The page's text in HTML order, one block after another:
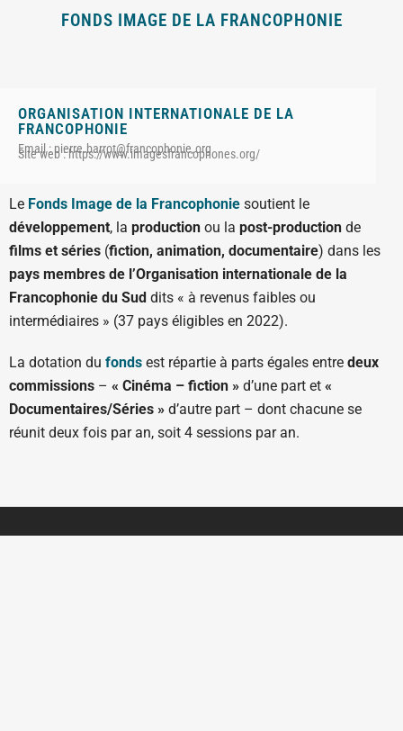
FONDS IMAGE DE LA FRANCOPHONIE
ORGANISATION INTERNATIONALE DE LA
FRANCOPHONIE
Email : pierre.barrot@francophonie.org
Site web : https://www.imagesfrancophones.org/
Le Fonds Image de la Francophonie soutient le
développement, la production ou la post-production de
films et séries (fiction, animation, documentaire) dans les
pays membres de l’Organisation internationale de la
Francophonie du Sud dits « à revenus faibles ou
intermédiaires » (37 pays éligibles en 2022).
La dotation du fonds est répartie à parts égales entre deux
commissions – « Cinéma – fiction » d’une part et «
Documentaires/Séries » d’autre part – dont chacune se
réunit deux fois par an, soit 4 sessions par an.